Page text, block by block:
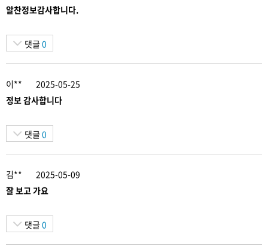
알찬정보감사합니다.
댓글 0
이**
2025-05-25
정보 감사합니다
댓글 0
김**
2025-05-09
잘 보고 가요
댓글 0